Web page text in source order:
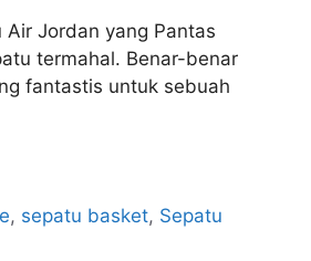
Jordan yang Pantas
termahal. Benar-benar
fantastis untuk sebuah
, sepatu basket, Sepatu